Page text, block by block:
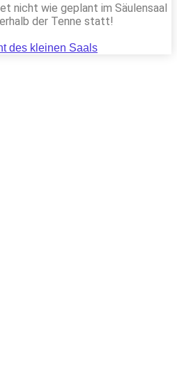
nicht wie geplant im Säulensaal
der Tenne statt!
des kleinen Saals